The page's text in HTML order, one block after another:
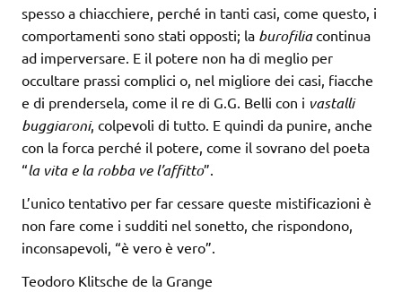
spesso a chiacchiere, perché in tanti casi, come questo, i
comportamenti sono stati opposti; la burofiliacontinua
ad imperversare. E il potere non ha di meglio per
occultare prassi complici o, nel migliore dei casi, fiacche
e di prendersela, come il re di G.G. Belli con i vastalli
buggiaroni, colpevoli di tutto. E quindi da punire, anche
con la forca perché il potere, come il sovrano del poeta
“la vita e la robba ve l’affitto”.
L’unico tentativo per far cessare queste mistificazioni è
non fare come i sudditi nel sonetto, che rispondono,
inconsapevoli, “è vero è vero”.
Teodoro Klitsche de la Grange